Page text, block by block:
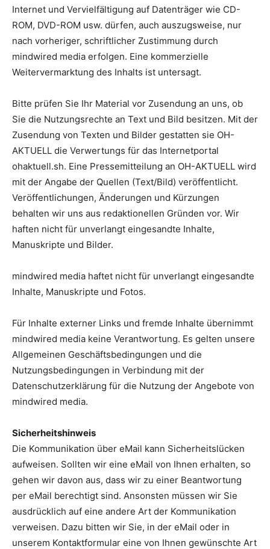
Internet und Vervielfältigung auf Datenträger wie CD-
ROM, DVD-ROM usw. dürfen, auch auszugsweise, nur
nach vorheriger, schriftlicher Zustimmung durch
mindwired media erfolgen. Eine kommerzielle
Weitervermarktung des Inhalts ist untersagt.
Bitte prüfen Sie Ihr Material vor Zusendung an uns, ob
Sie die Nutzungsrechte an Text und Bild besitzen. Mit der
Zusendung von Texten und Bilder gestatten sie OH-
AKTUELL die Verwertungs für das Internetportal
ohaktuell.sh. Eine Pressemitteilung an OH-AKTUELL wird
mit der Angabe der Quellen (Text/Bild) veröffentlicht.
Veröffentlichungen, Änderungen und Kürzungen
behalten wir uns aus redaktionellen Gründen vor. Wir
haften nicht für unverlangt eingesandte Inhalte,
Manuskripte und Bilder.
mindwired media haftet nicht für unverlangt eingesandte
Inhalte, Manuskripte und Fotos.
Für Inhalte externer Links und fremde Inhalte übernimmt
mindwired media keine Verantwortung. Es gelten unsere
Allgemeinen Geschäftsbedingungen und die
Nutzungsbedingungen in Verbindung mit der
Datenschutzerklärung für die Nutzung der Angebote von
mindwired media.
Sicherheitshinweis
Die Kommunikation über eMail kann Sicherheitslücken
aufweisen. Sollten wir eine eMail von Ihnen erhalten, so
gehen wir davon aus, dass wir zu einer Beantwortung
per eMail berechtigt sind. Ansonsten müssen wir Sie
ausdrücklich auf eine andere Art der Kommunikation
verweisen. Dazu bitten wir Sie, in der eMail oder in
unserem Kontaktformular eine von Ihnen gewünschte Art